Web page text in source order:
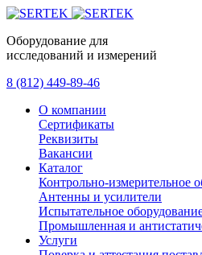
Оборудование для
исследований и измерений
8 (812) 449-89-46
О компании
Сертификаты
Реквизиты
Вакансии
Каталог
Контрольно-измерительное
Антенны и усилители
Испытательное
Промышленная и
Услуги